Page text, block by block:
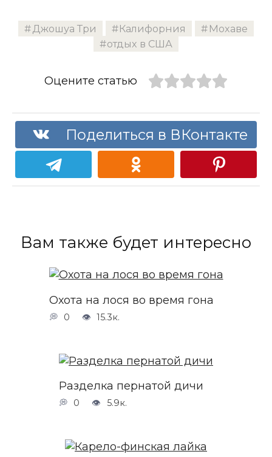
Джошуа Три Калифорния
Мохаве
отдых в США
Оцените статью
Поделиться в ВКонтакте
Вам также будет интересно
Охота на лося во время гона
0 15.3к.
Разделка пернатой дичи
0 5.9к.